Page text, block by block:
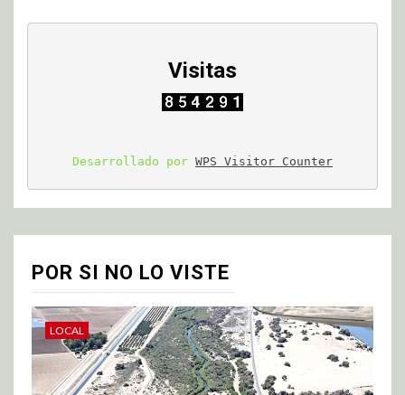
Visitas
Desarrollado por WPS Visitor Counter
POR SI NO LO VISTE
LOCAL